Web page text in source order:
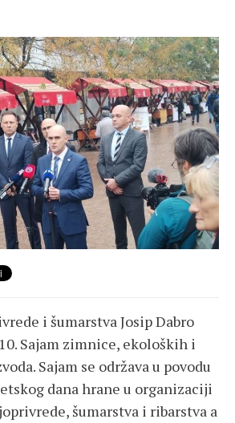
i šumarstva Josip Dabro
Sajam zimnice, ekoloških i
Sajam se održava u povodu
dana hrane u organizaciji
šumarstva i ribarstva a